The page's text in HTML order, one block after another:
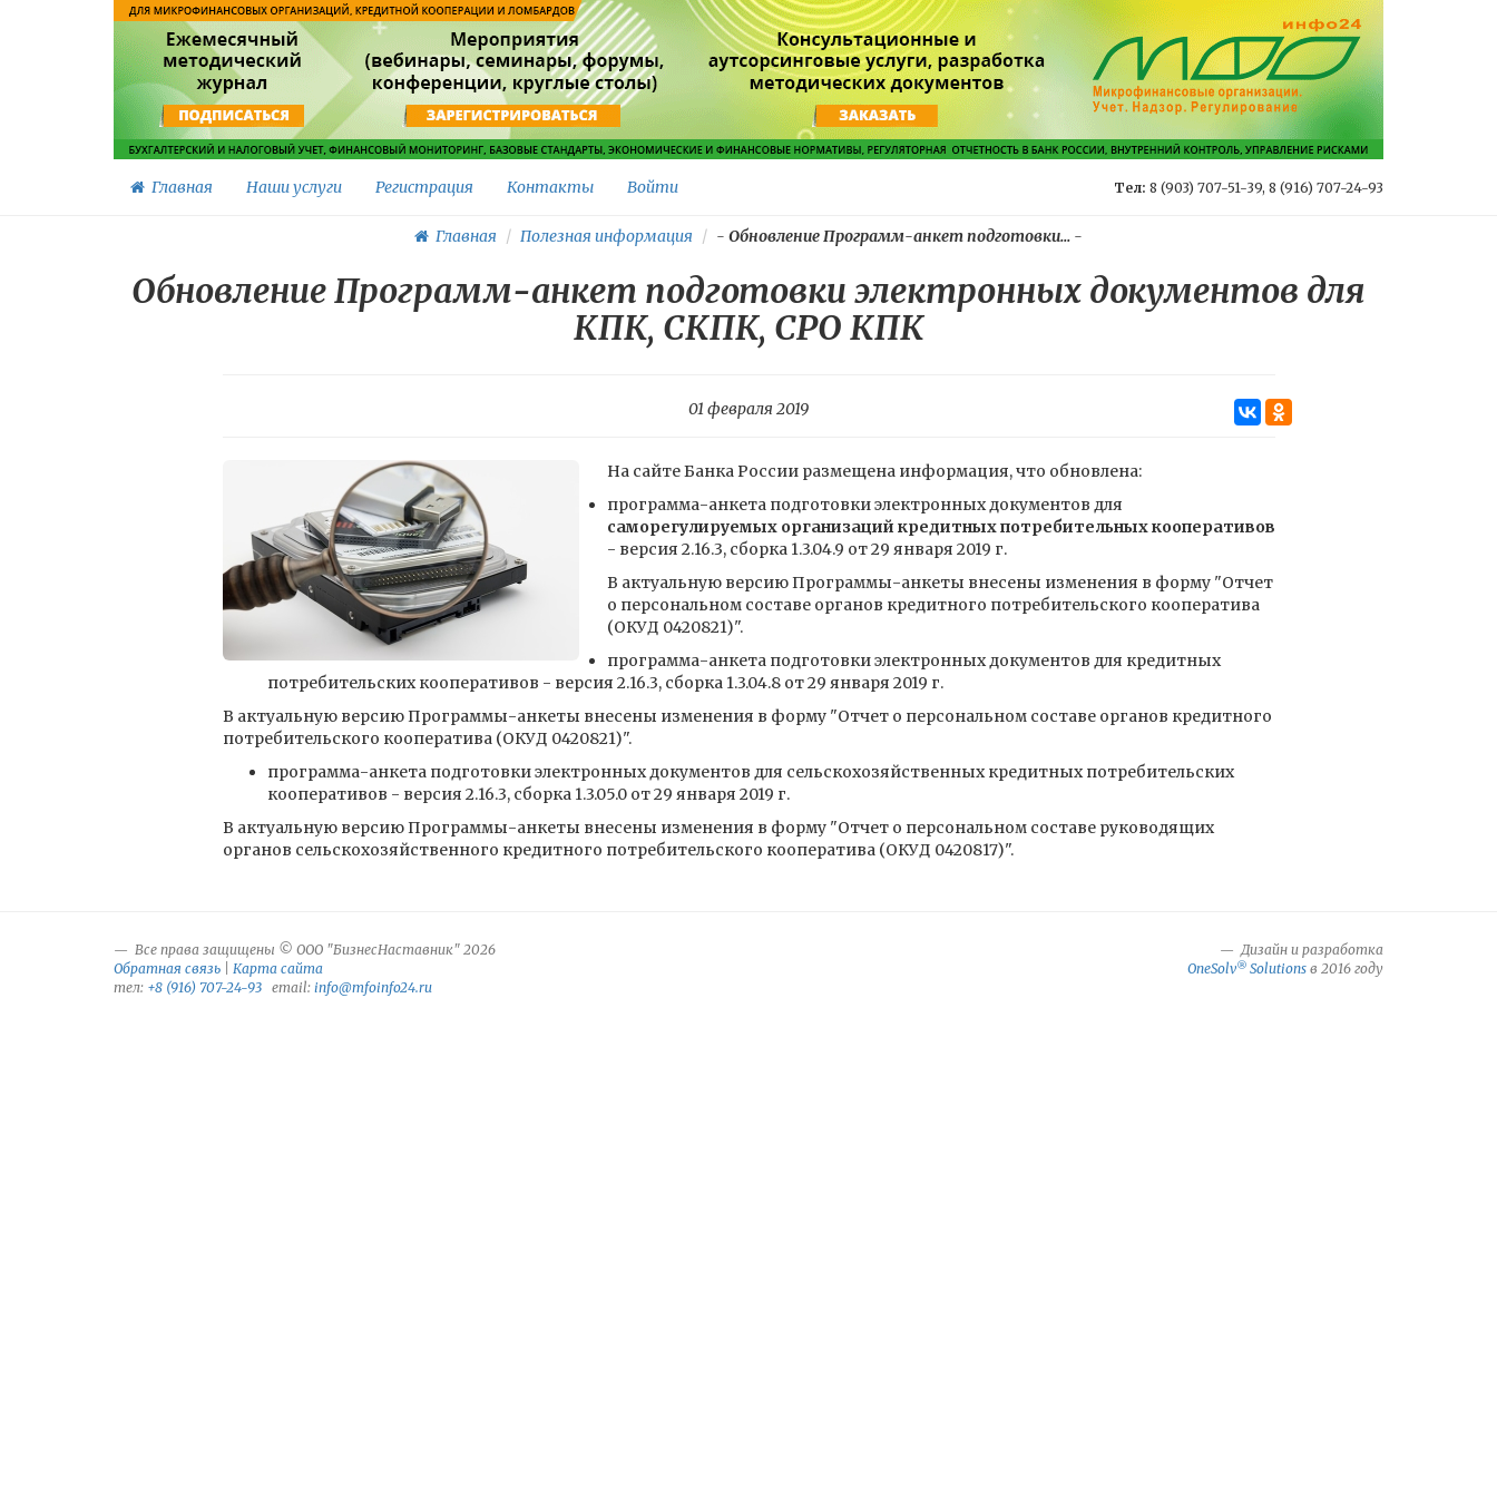
Главная Наши услуги Регистрация Контакты Войти Тел: 8 (903) 707-51-39, 8 (916) 707-24-93
Главная Полезная информация - Обновление Программ-анкет подготовки... -
Обновление Программ-анкет подготовки электронных документов для
КПК, СКПК, СРО КПК
01 февраля 2019
На сайте Банка России размещена информация, что обновлена:
программа-анкета подготовки электронных документов для
саморегулируемых организаций кредитных потребительных кооперативов
- версия 2.16.3, сборка 1.3.04.9 от 29 января 2019 г.
В актуальную версию Программы-анкеты внесены изменения в форму "Отчет
о персональном составе органов кредитного потребительского кооператива
(ОКУД 0420821)".
программа-анкета подготовки электронных документов для кредитных
потребительских кооперативов - версия 2.16.3, сборка 1.3.04.8 от 29 января 2019 г.
В актуальную версию Программы-анкеты внесены изменения в форму "Отчет о персональном составе органов кредитного
потребительского кооператива (ОКУД 0420821)".
программа-анкета подготовки электронных документов для сельскохозяйственных кредитных потребительских
кооперативов - версия 2.16.3, сборка 1.3.05.0 от 29 января 2019 г.
В актуальную версию Программы-анкеты внесены изменения в форму "Отчет о персональном составе руководящих
органов сельскохозяйственного кредитного потребительского кооператива (ОКУД 0420817)".
Все права защищены © ООО "БизнесНаставник" 2026
Обратная связь
Карта сайта
тел: +8 (916) 707-24-93 email: info@mfoinfo24.ru
Дизайн и разработка
OneSolv® Solutions в 2016 году